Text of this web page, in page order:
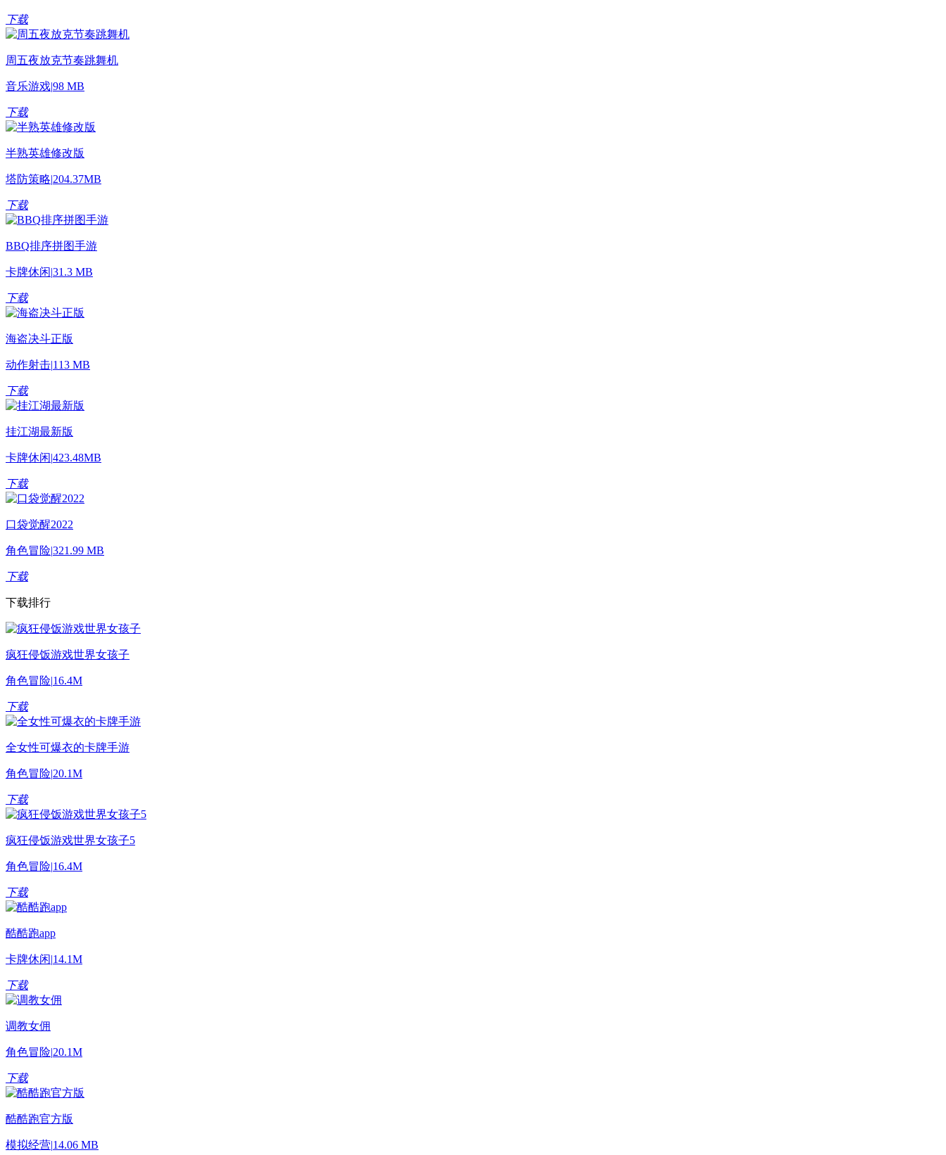
下载
周五夜放克节奏跳舞机
音乐游戏|98 MB
下载
半熟英雄修改版
塔防策略|204.37MB
下载
BBQ排序拼图手游
卡牌休闲|31.3 MB
下载
海盗决斗正版
动作射击|113 MB
下载
挂江湖最新版
卡牌休闲|423.48MB
下载
口袋觉醒2022
角色冒险|321.99 MB
下载
下载排行
疯狂侵饭游戏世界女孩子
角色冒险|16.4M
下载
全女性可爆衣的卡牌手游
角色冒险|20.1M
下载
疯狂侵饭游戏世界女孩子5
角色冒险|16.4M
下载
酷酷跑app
卡牌休闲|14.1M
下载
调教女佣
角色冒险|20.1M
下载
酷酷跑官方版
模拟经营|14.06 MB